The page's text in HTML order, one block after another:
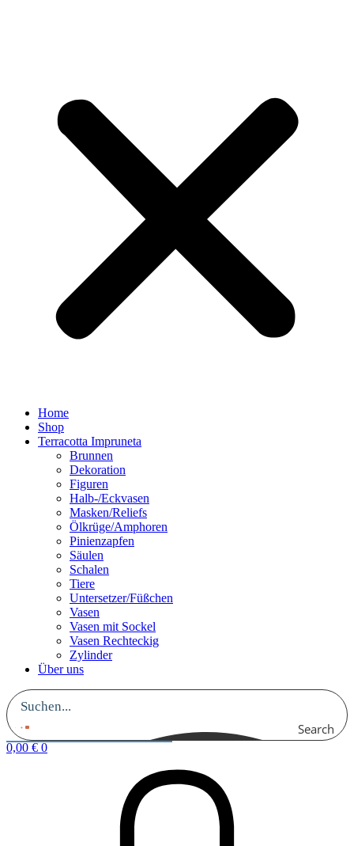
Home
Shop
Terracotta Impruneta
Brunnen
Dekoration
Figuren
Halb-/Eckvasen
Masken/Reliefs
Ölkrüge/Amphoren
Pinienzapfen
Säulen
Schalen
Tiere
Untersetzer/Füßchen
Vasen
Vasen mit Sockel
Vasen Rechteckig
Zylinder
Über uns
Search
0,00 € 0